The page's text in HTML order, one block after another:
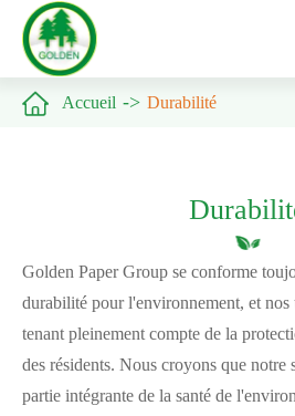
 Accueil Durabilité
Golden Paper Group se conforme
durabilité pour l'environnement, et nos
tenant pleinement compte de la
des résidents. Nous croyons que notre
partie intégrante de la santé de